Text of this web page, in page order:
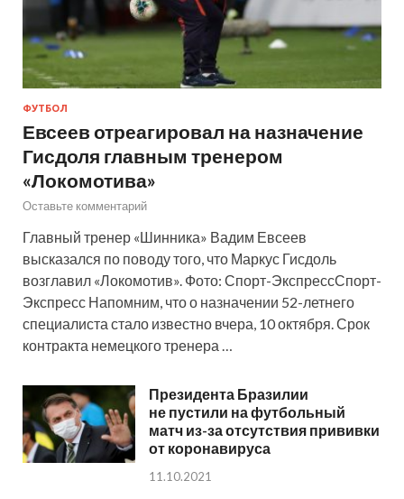
ФУТБОЛ
Евсеев отреагировал на назначение
Гисдоля главным тренером
«Локомотива»
Оставьте комментарий
Главный тренер «Шинника» Вадим Евсеев
высказался по поводу того, что Маркус Гисдоль
возглавил «Локомотив». Фото: Спорт-ЭкспрессСпорт-
Экспресс Напомним, что о назначении 52-летнего
специалиста стало известно вчера, 10 октября. Срок
контракта немецкого тренера …
Президента Бразилии
не пустили на футбольный
матч из-за отсутствия прививки
от коронавируса
11.10.2021